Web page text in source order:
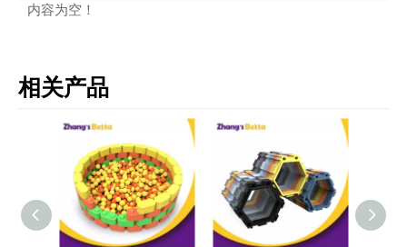
内容为空！
相关产品